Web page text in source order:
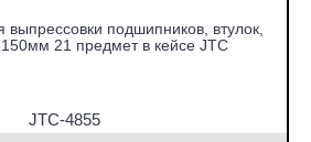
выпрессовки подшипников, втулок,
21 предмет в кейсе JTC
JTC-4855